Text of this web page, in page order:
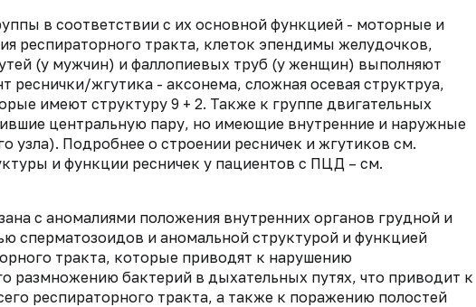
в соответствии с их основной функцией - моторные и
респираторного тракта, клеток эпендимы желудочков,
(у мужчин) и фаллопиевых труб (у женщин) выполняют
жгутика - аксонема, сложная осевая структруа,
имеют структуру 9 + 2. Также к группе двигательных
центральную пару, но имеющие внутренние и наружные
узла). Подробнее о строении ресничек и жгутиков см.
и функции ресничек у пациентов с ПЦД – см.
с аномалиями положения внутренних органов грудной и
сперматозоидов и аномальной структурой и функцией
тракта, которые приводят к нарушению
размножению бактерий в дыхательных путях, что приводит к
респираторного тракта, а также к поражению полостей